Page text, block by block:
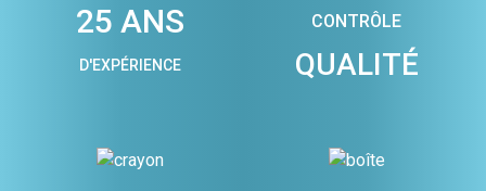
25 ANS
D'EXPÉRIENCE
CONTRÔLE
QUALITÉ